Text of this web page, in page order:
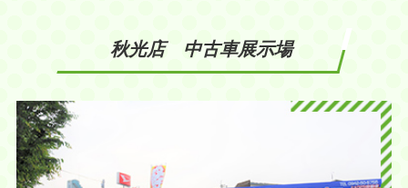
秋光店 中古車展示場